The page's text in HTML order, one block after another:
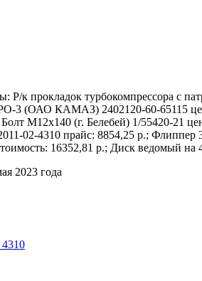
Р/к прокладок турбокомпрессора с
3 (ОАО КАМАЗ) 2402120-60-65115
М12х140 (г. Белебей) 1/55420-21
4310 прайс: 8854,25 р.; Флиппер
16352,81 р.; Диск ведомый
2023 года